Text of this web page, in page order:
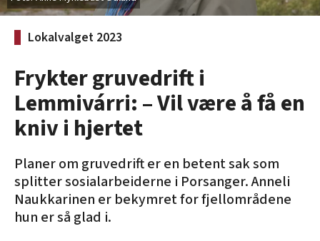
Lokalvalget 2023
Frykter gruvedrift i
Lemmivárri: – Vil være å få en
kniv i hjertet
Planer om gruvedrift er en betent sak som
splitter sosialarbeiderne i Porsanger. Anneli
Naukkarinen er bekymret for fjellområdene
hun er så glad i.